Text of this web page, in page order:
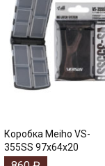
Коробка Meiho VS-
355SS 97х64х20